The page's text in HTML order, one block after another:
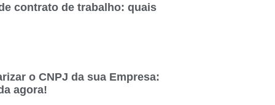
contrato de trabalho: quais
o CNPJ da sua Empresa:
agora!